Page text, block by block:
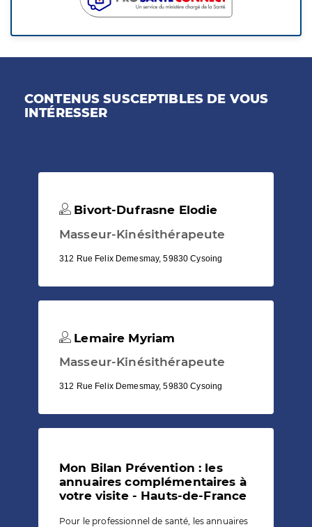
CONTENUS SUSCEPTIBLES DE VOUS
INTÉRESSER
Bivort-Dufrasne Elodie
Masseur-Kinésithérapeute
312 Rue Felix Demesmay, 59830 Cysoing
Lemaire Myriam
Masseur-Kinésithérapeute
312 Rue Felix Demesmay, 59830 Cysoing
Mon Bilan Prévention : les
annuaires complémentaires à
votre visite - Hauts-de-France
Pour le professionnel de santé, les annuaires